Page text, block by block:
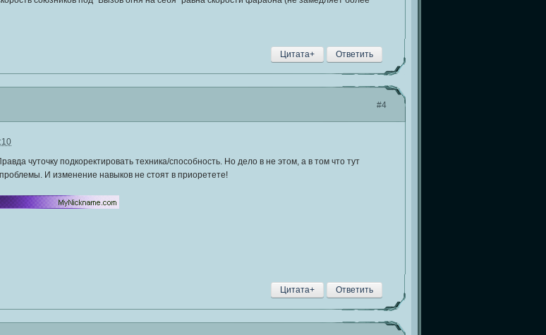
Ответить
Цитата+
#4
чуточку подкоректировать техника/способность. Но дело в не этом, а в том что тут
И изменение навыков не стоят в приоретете!
Ответить
Цитата+